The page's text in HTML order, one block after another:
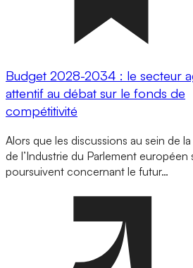
Budget 2028-2034 : le secteur
attentif au débat sur le fonds de
compétitivité
Alors que les discussions au sein de
de l’Industrie du Parlement européen
poursuivent concernant le futur…